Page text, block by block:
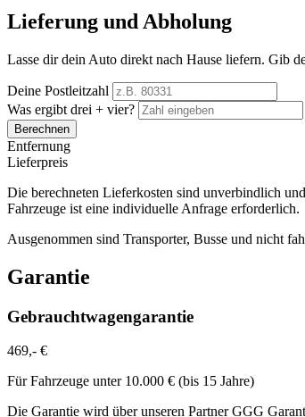
Lieferung und Abholung
Lasse dir dein Auto direkt nach Hause liefern. Gib
Deine Postleitzahl
Was ergibt drei + vier?
Berechnen
Entfernung
Lieferpreis
Die berechneten Lieferkosten sind unverbindlich
Fahrzeuge ist eine individuelle Anfrage erforderlich.
Ausgenommen sind Transporter, Busse und nicht
Garantie
Gebrauchtwagengarantie
469,- €
Für Fahrzeuge unter 10.000 € (bis 15 Jahre)
Die Garantie wird über unseren Partner GGG